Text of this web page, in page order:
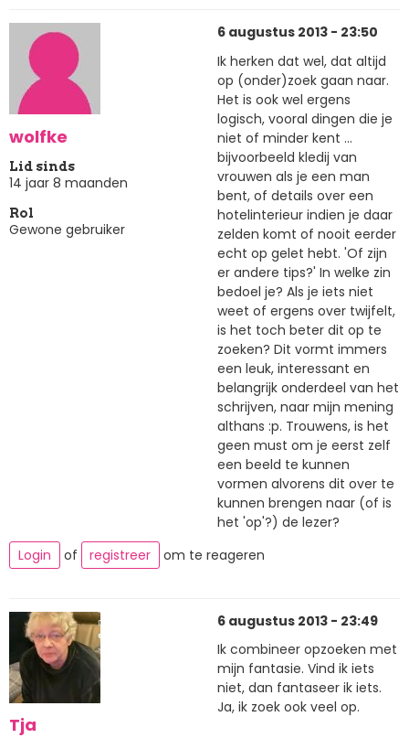
wolfke
Lid sinds
14 jaar 8 maanden
Rol
Gewone gebruiker
6 augustus 2013 - 23:50
Ik herken dat wel, dat altijd
op (onder)zoek gaan naar.
Het is ook wel ergens
logisch, vooral dingen die je
niet of minder kent ...
bijvoorbeeld kledij van
vrouwen als je een man
bent, of details over een
hotelinterieur indien je daar
zelden komt of nooit eerder
echt op gelet hebt. 'Of zijn
er andere tips?' In welke zin
bedoel je? Als je iets niet
weet of ergens over twijfelt,
is het toch beter dit op te
zoeken? Dit vormt immers
een leuk, interessant en
belangrijk onderdeel van het
schrijven, naar mijn mening
althans :p. Trouwens, is het
geen must om je eerst zelf
een beeld te kunnen
vormen alvorens dit over te
kunnen brengen naar (of is
het 'op'?) de lezer?
Login
of registreer om te reageren
Tja
6 augustus 2013 - 23:49
Ik combineer opzoeken met
mijn fantasie. Vind ik iets
niet, dan fantaseer ik iets.
Ja, ik zoek ook veel op.